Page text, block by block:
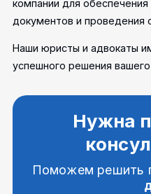
компании для
документов и проведения
Наши юристы и адвокаты
успешного решения
Нужна
Поможем решить